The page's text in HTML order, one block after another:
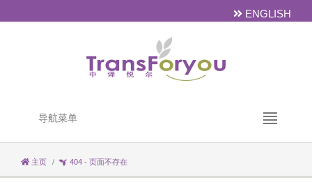
ENGLISH
导航菜单
主页 404 - 页面不存在